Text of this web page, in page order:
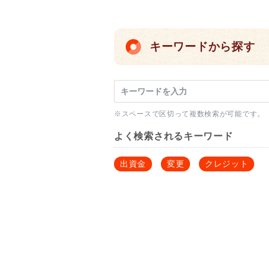
キーワードから探す
※スペースで区切って複数検索が可能です。
よく検索されるキーワード
出資金 変更 クレジット